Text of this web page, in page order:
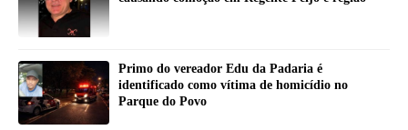
Primo do vereador Edu da Padaria é
identificado como vítima de homicídio no
Parque do Povo